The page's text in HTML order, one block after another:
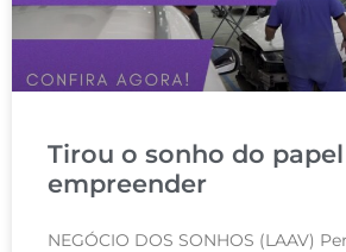
Tirou o sonho do
empreender
NEGÓCIO DOS SONHOS (LAAV)